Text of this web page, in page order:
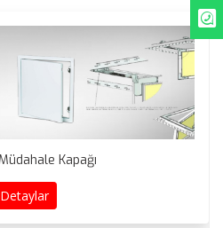
Kapağı
Detaylar